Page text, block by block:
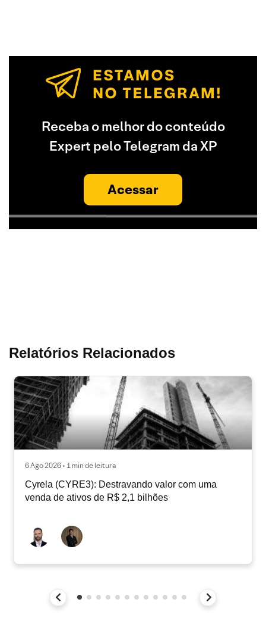
Receba o melhor do conteúdo
Expert pelo Telegram da XP
Acessar
Relatórios Relacionados
6 Ago 2026 • 1 min de leitura
Cyrela (CYRE3): Destravando valor com uma
venda de ativos de R$ 2,1 bilhões